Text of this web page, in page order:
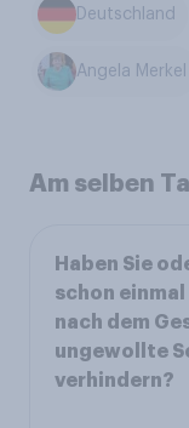
Deutschland
Angela Merkel
Am selben
Haben Sie
schon
nach dem
ungewollte
verhindern?